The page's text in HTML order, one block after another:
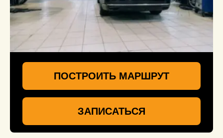
ПОСТРОИТЬ МАРШРУТ
ЗАПИСАТЬСЯ